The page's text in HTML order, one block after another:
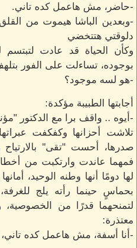
-حاضر، مش هاعمل كده تاني.
-وبعدين الباشا هيموت من
دلوقتي هتتخضي
وكأن الحياة قد عادت
بوجوده، تساءلت على الفور
-هو لسه موجود؟
أجابتها الطبيبة مؤكدة:
-أيوه .. واقف برا مع الدكتور
تلاشت أحزانها وكفكفت
صدرها، أحست "تقى"
فمهما عاندت وارتكبت من
لها دومًا أنها وطنه الوحيد،
بحماسٍ حينما رأته يلج
لتمنحهما قدرًا من
معتذرة:
-أنا أسفة، مش هاعمل كده